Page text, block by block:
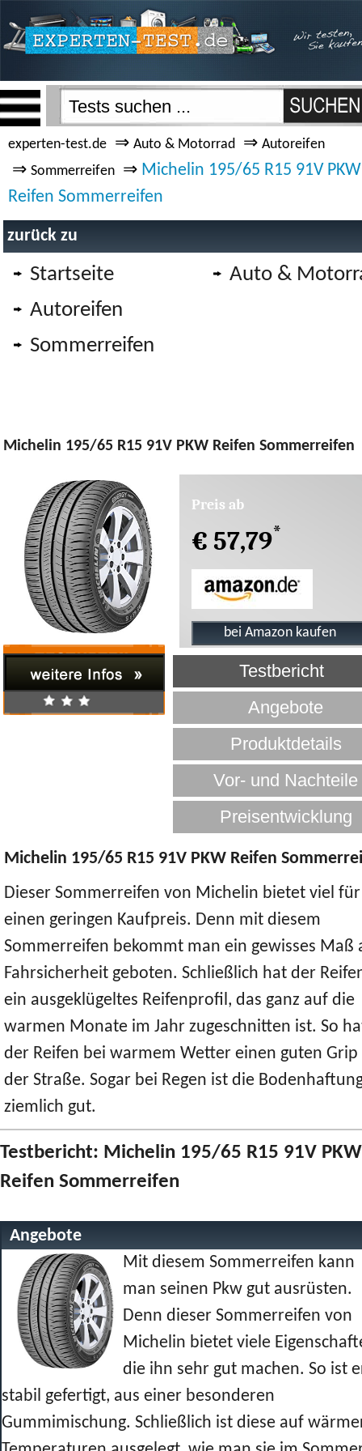
experten-test.de ⇒ Auto & Motorrad ⇒ Autoreifen
⇒ Sommerreifen ⇒ Michelin 195/65 R15 91V PKW
Reifen Sommerreifen
zurück zu
Startseite
Auto &
Autoreifen
Sommerreifen
Michelin 195/65 R15 91V PKW Reifen Sommerreifen
Preis ab
€ 57,79*
Michelin 195/65 R15 91V PKW Reifen
Dieser Sommerreifen von Michelin bietet viel für
einen geringen Kaufpreis. Denn mit diesem
Sommerreifen bekommt man ein gewisses Maß
Fahrsicherheit geboten. Schließlich hat der
ein ausgeklügeltes Reifenprofil, das ganz auf die
warmen Monate im Jahr zugeschnitten ist. So
der Reifen bei warmem Wetter einen guten
der Straße. Sogar bei Regen ist die
ziemlich gut.
Testbericht: Michelin 195/65 R15 91V PKW
Reifen Sommerreifen
Angebote
Mit diesem Sommerreifen kann
man seinen Pkw gut ausrüsten.
Denn dieser Sommerreifen von
Michelin bietet viele
die ihn sehr gut machen. So ist
stabil gefertigt, aus einer besonderen
Gummimischung. Schließlich ist diese auf